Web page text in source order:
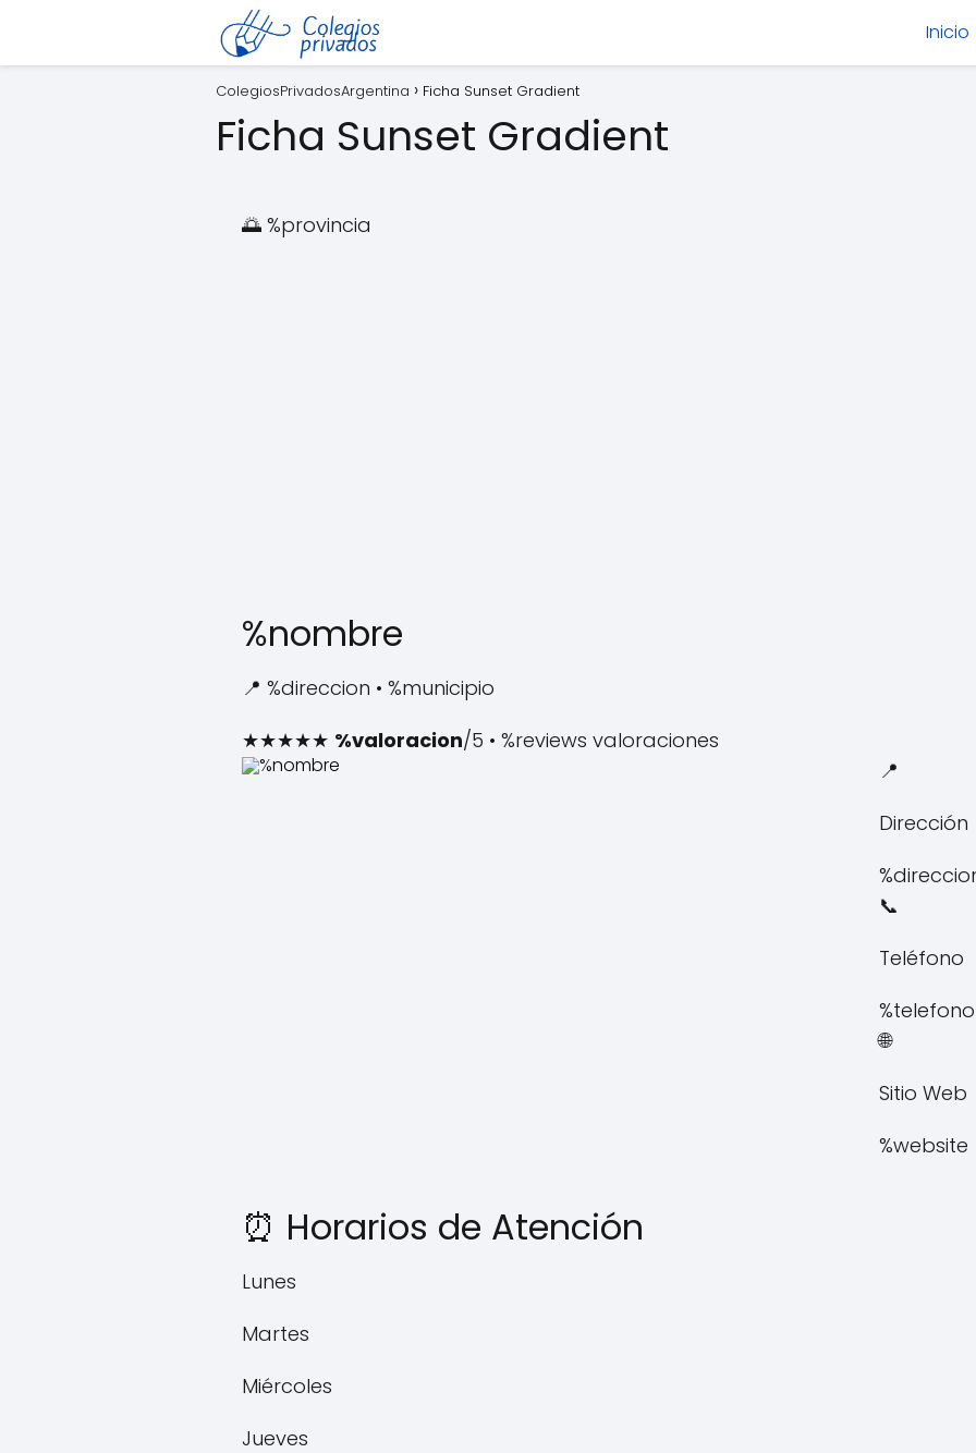
Inicio
ColegiosPrivadosArgentina Ficha Sunset Gradient
Ficha Sunset Gradient
🌅 %provincia
%nombre
📍 %direccion • %municipio
★★★★★ %valoracion/5 • %reviews valoraciones
📍
Dirección
📞
Teléfono
%telefono
🌐
Sitio Web
%website
⏰ Horarios de Atención
Lunes
Martes
Miércoles
Jueves